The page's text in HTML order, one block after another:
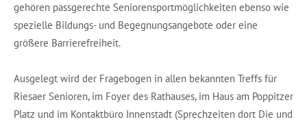
gehören passgerechte Seniorensportmöglichkeiten ebenso wie
spezielle Bildungs- und Begegnungsangebote oder eine
größere Barrierefreiheit.
Ausgelegt wird der Fragebogen in allen bekannten Treffs für
Riesaer Senioren, im Foyer des Rathauses, im Haus am Poppitzer
Platz und im Kontaktbüro Innenstadt (Sprechzeiten dort Die und